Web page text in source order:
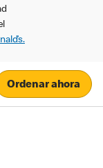
Ordenar ahora